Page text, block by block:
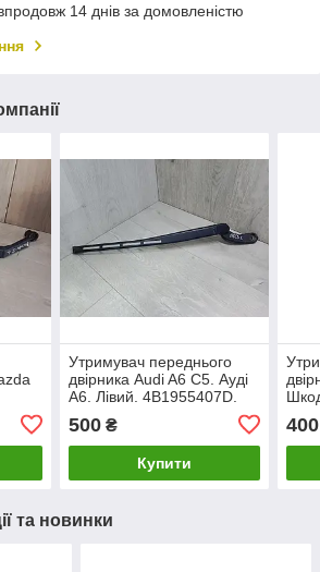
14 днів за домовленістю
Утримувач переднього
двірника Audi A6 C5. Ауді
А6. Лівий. 4B1955407D.
500₴
Купити
400
та новинки